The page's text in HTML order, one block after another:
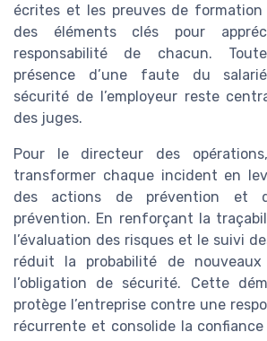
écrites et les preuves de
des éléments clés pour
responsabilité de chacun.
présence d’une faute du
sécurité de l’employeur reste
des juges.
Pour le directeur des
transformer chaque incident en
des actions de prévention et
prévention. En renforçant la
l’évaluation des risques et le suivi
réduit la probabilité de nouveaux
l’obligation de sécurité. Cette
protège l’entreprise contre une
récurrente et consolide la